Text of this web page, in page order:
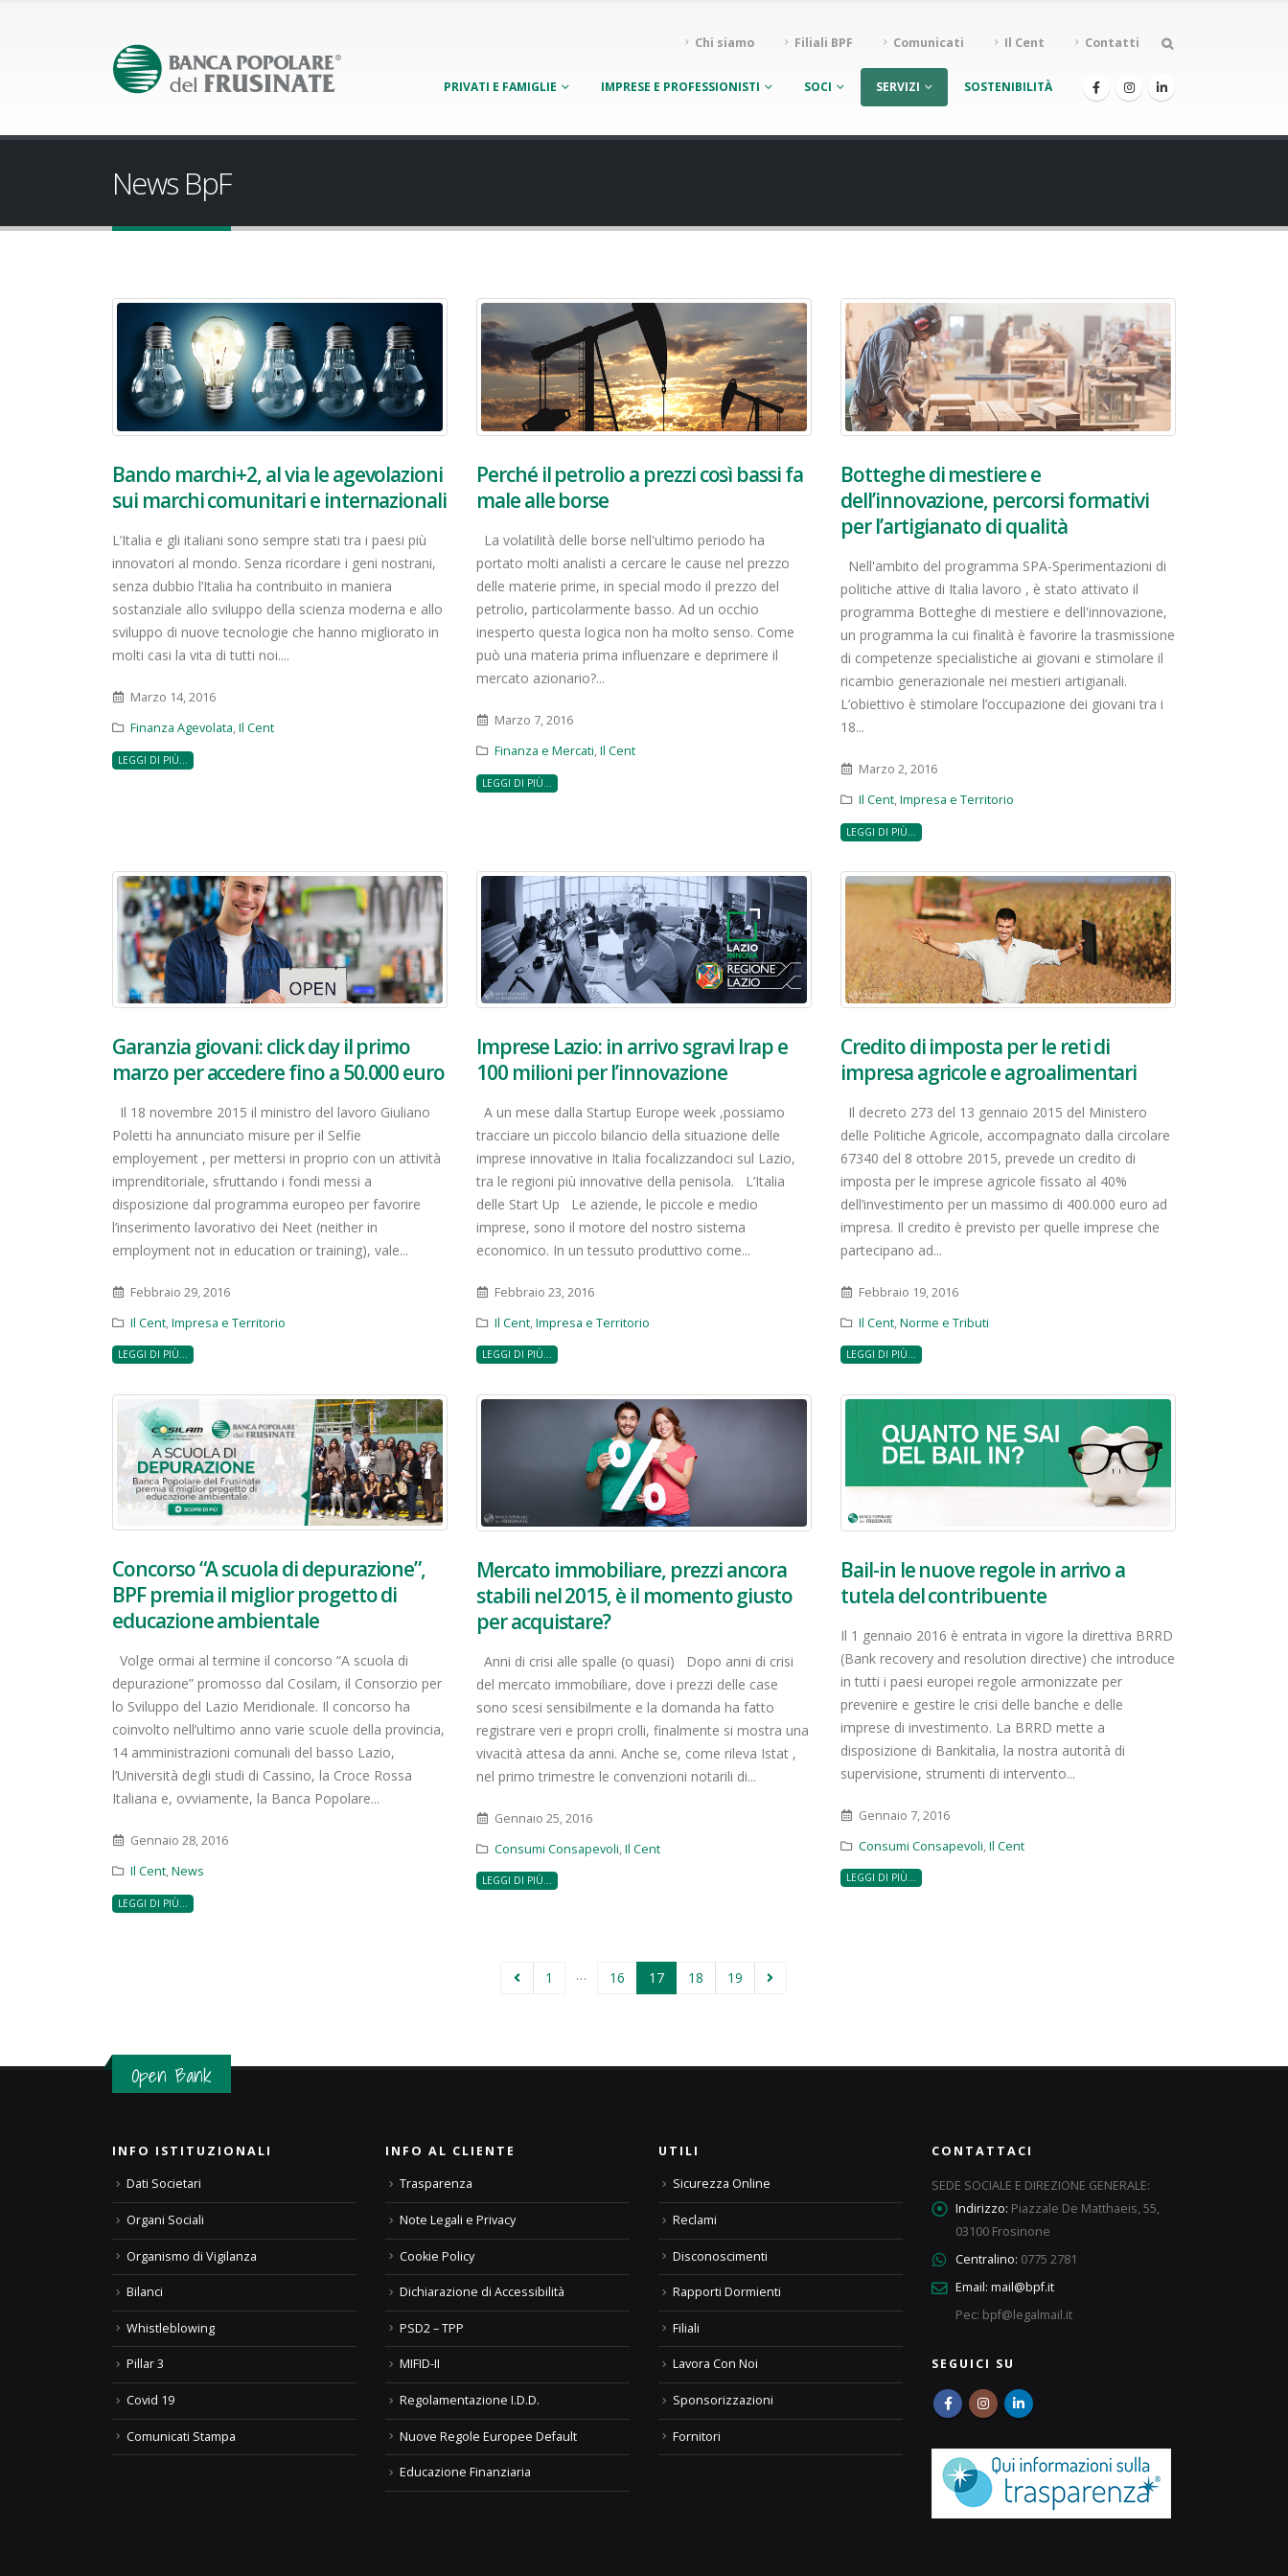
Chi siamo Filiali BPF Comunicati Il Cent Contatti
PRIVATI E FAMIGLIE IMPRESE E PROFESSIONISTI SOCI SERVIZI SOSTENIBILITÀ
News BpF
Bando marchi+2, al via le agevolazioni
sui marchi comunitari e internazionali
L’Italia e gli italiani sono sempre stati tra i paesi più
innovatori al mondo. Senza ricordare i geni nostrani,
senza dubbio l’Italia ha contribuito in maniera
sostanziale allo sviluppo della scienza moderna e allo
sviluppo di nuove tecnologie che hanno migliorato in
molti casi la vita di tutti noi....
Marzo 14, 2016
Finanza Agevolata,Il Cent
LEGGI DI PIÙ...
Perché il petrolio a prezzi così bassi fa
male alle borse
La volatilità delle borse nell'ultimo periodo ha
portato molti analisti a cercare le cause nel prezzo
delle materie prime, in special modo il prezzo del
petrolio, particolarmente basso. Ad un occhio
inesperto questa logica non ha molto senso. Come
può una materia prima influenzare e deprimere il
mercato azionario?...
Marzo 7, 2016
Finanza e Mercati,Il Cent
LEGGI DI PIÙ...
Botteghe di mestiere e
dell’innovazione, percorsi formativi
per l’artigianato di qualità
Nell'ambito del programma SPA-Sperimentazioni di
politiche attive di Italia lavoro , è stato attivato il
programma Botteghe di mestiere e dell'innovazione,
un programma la cui finalità è favorire la trasmissione
di competenze specialistiche ai giovani e stimolare il
ricambio generazionale nei mestieri artigianali.
L’obiettivo è stimolare l’occupazione dei giovani tra i
18...
Marzo 2, 2016
Il Cent,Impresa e Territorio
LEGGI DI PIÙ...
Garanzia giovani: click day il primo
marzo per accedere fino a 50.000 euro
Il 18 novembre 2015 il ministro del lavoro Giuliano
Poletti ha annunciato misure per il Selfie
employement , per mettersi in proprio con un attività
imprenditoriale, sfruttando i fondi messi a
disposizione dal programma europeo per favorire
l’inserimento lavorativo dei Neet (neither in
employment not in education or training), vale...
Febbraio 29, 2016
Il Cent,Impresa e Territorio
LEGGI DI PIÙ...
Imprese Lazio: in arrivo sgravi Irap e
100 milioni per l’innovazione
A un mese dalla Startup Europe week ,possiamo
tracciare un piccolo bilancio della situazione delle
imprese innovative in Italia focalizzandoci sul Lazio,
tra le regioni più innovative della penisola. L’Italia
delle Start Up Le aziende, le piccole e medio
imprese, sono il motore del nostro sistema
economico. In un tessuto produttivo come...
Febbraio 23, 2016
Il Cent,Impresa e Territorio
LEGGI DI PIÙ...
Credito di imposta per le reti di
impresa agricole e agroalimentari
Il decreto 273 del 13 gennaio 2015 del Ministero
delle Politiche Agricole, accompagnato dalla circolare
67340 del 8 ottobre 2015, prevede un credito di
imposta per le imprese agricole fissato al 40%
dell’investimento per un massimo di 400.000 euro ad
impresa. Il credito è previsto per quelle imprese che
partecipano ad...
Febbraio 19, 2016
Il Cent,Norme e Tributi
LEGGI DI PIÙ...
Concorso “A scuola di depurazione”,
BPF premia il miglior progetto di
educazione ambientale
Volge ormai al termine il concorso “A scuola di
depurazione” promosso dal Cosilam, il Consorzio per
lo Sviluppo del Lazio Meridionale. Il concorso ha
coinvolto nell’ultimo anno varie scuole della provincia,
14 amministrazioni comunali del basso Lazio,
l’Università degli studi di Cassino, la Croce Rossa
Italiana e, ovviamente, la Banca Popolare...
Gennaio 28, 2016
Il Cent,News
LEGGI DI PIÙ...
Mercato immobiliare, prezzi ancora
stabili nel 2015, è il momento giusto
per acquistare?
Anni di crisi alle spalle (o quasi) Dopo anni di crisi
del mercato immobiliare, dove i prezzi delle case
sono scesi sensibilmente e la domanda ha fatto
registrare veri e propri crolli, finalmente si mostra una
vivacità attesa da anni. Anche se, come rileva Istat ,
nel primo trimestre le convenzioni notarili di...
Gennaio 25, 2016
Consumi Consapevoli,Il Cent
LEGGI DI PIÙ...
Bail-in le nuove regole in arrivo a
tutela del contribuente
Il 1 gennaio 2016 è entrata in vigore la direttiva BRRD
(Bank recovery and resolution directive) che introduce
in tutti i paesi europei regole armonizzate per
prevenire e gestire le crisi delle banche e delle
imprese di investimento. La BRRD mette a
disposizione di Bankitalia, la nostra autorità di
supervisione, strumenti di intervento...
Gennaio 7, 2016
Consumi Consapevoli,Il Cent
LEGGI DI PIÙ...
1 … 16 17 18 19
Open Bank
INFO ISTITUZIONALI
Dati Societari
Organi Sociali
Organismo di Vigilanza
Bilanci
Whistleblowing
Pillar 3
Covid 19
Comunicati Stampa
INFO AL CLIENTE
Trasparenza
Note Legali e Privacy
Cookie Policy
Dichiarazione di Accessibilità
PSD2 – TPP
MIFID-II
Regolamentazione I.D.D.
Nuove Regole Europee Default
Educazione Finanziaria
UTILI
Sicurezza Online
Reclami
Disconoscimenti
Rapporti Dormienti
Filiali
Lavora Con Noi
Sponsorizzazioni
Fornitori
CONTATTACI
SEDE SOCIALE E DIREZIONE GENERALE:
Indirizzo: Piazzale De Matthaeis, 55,
03100 Frosinone
Centralino: 0775 2781
Email: mail@bpf.it
Pec: bpf@legalmail.it
SEGUICI SU